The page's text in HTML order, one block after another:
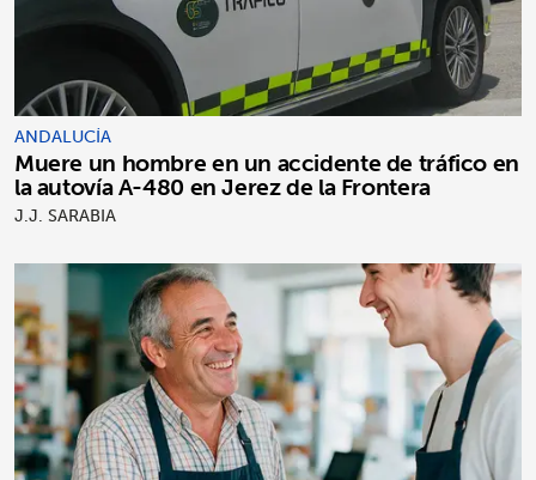
ANDALUCÍA
Muere un hombre en un accidente de tráfico en
la autovía A-480 en Jerez de la Frontera
J.J. SARABIA